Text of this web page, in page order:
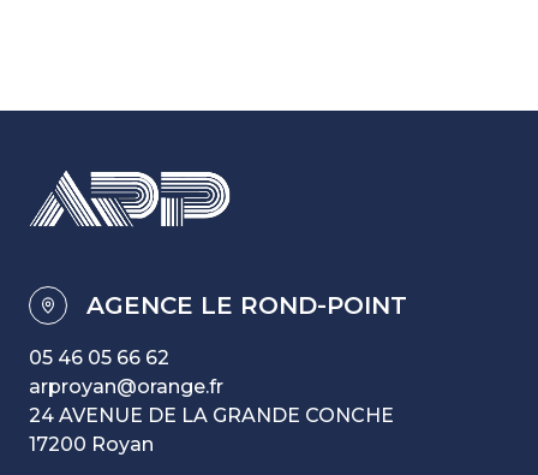
AGENCE LE ROND-POINT
05 46 05 66 62
arproyan@orange.fr
24 AVENUE DE LA GRANDE CONCHE
17200 Royan